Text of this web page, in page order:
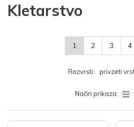
Kletarstvo
1 2 3 4
Razvrsti:
Način prikaza: